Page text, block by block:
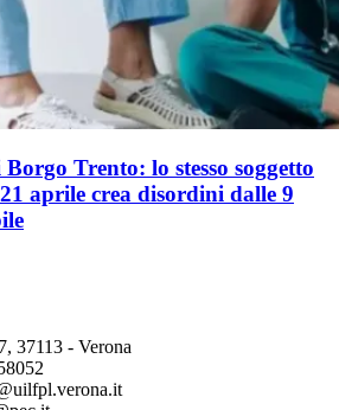
Trento: lo stesso soggetto
aprile crea disordini dalle 9
37113 - Verona